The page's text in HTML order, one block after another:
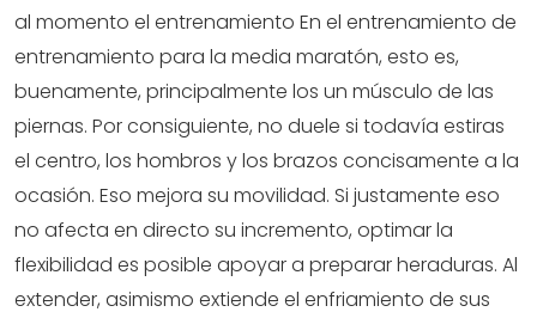
al momento el entrenamiento En el entrenamiento de
entrenamiento para la media maratón, esto es,
buenamente, principalmente los un músculo de las
piernas. Por consiguiente, no duele si todavía estiras
el centro, los hombros y los brazos concisamente a la
ocasión. Eso mejora su movilidad. Si justamente eso
no afecta en directo su incremento, optimar la
flexibilidad es posible apoyar a preparar heraduras. Al
extender, asimismo extiende el enfriamiento de sus